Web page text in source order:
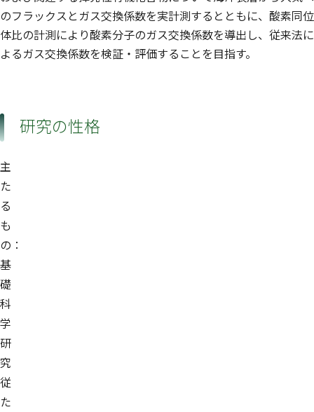
のフラックスとガス交換係数を実計測するとともに、酸素同位
体比の計測により酸素分子のガス交換係数を導出し、従来法に
よるガス交換係数を検証・評価することを目指す。
研究の性格
主
た
る
も
の：
基
礎
科
学
研
究
従
た